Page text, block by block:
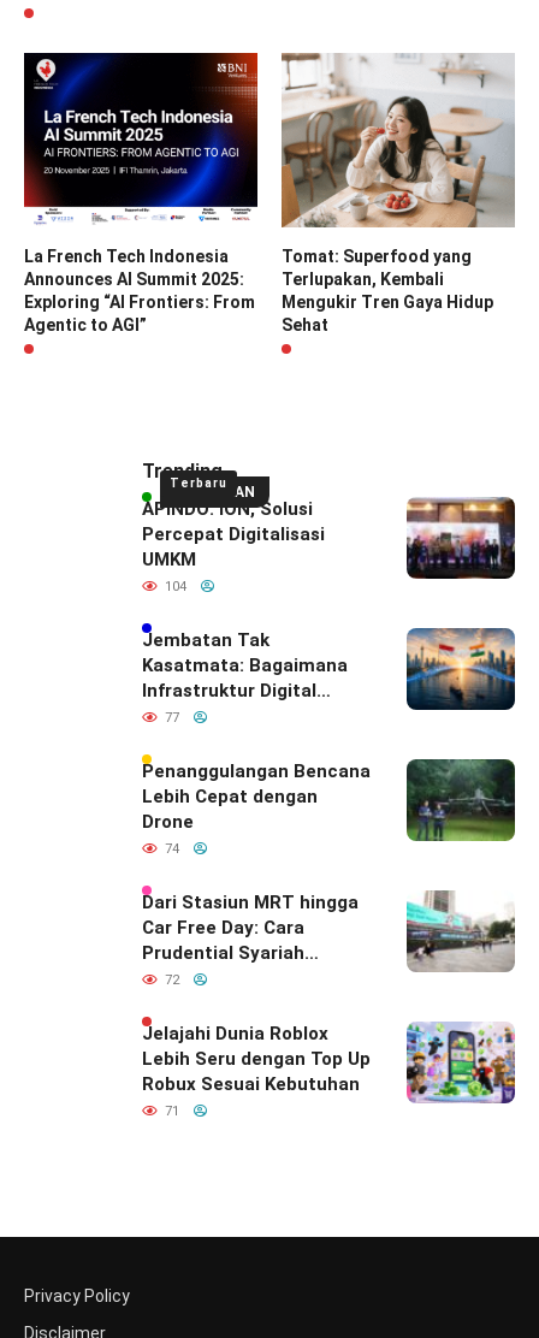
La French Tech Indonesia
Announces AI Summit 2025:
Exploring “AI Frontiers: From
Agentic to AGI”
Tomat: Superfood yang
Terlupakan, Kembali
Mengukir Tren Gaya Hidup
Sehat
UNGGULAN
Terbaru
Trending
APINDO: ION, Solusi
Percepat Digitalisasi
UMKM
104
Jembatan Tak
Kasatmata: Bagaimana
Infrastruktur Digital
Diam-Diam
Hubungan Indonesia–
India
77
Penanggulangan Bencana
Lebih Cepat dengan
Drone
74
Dari Stasiun MRT hingga
Car Free Day: Cara
Prudential Syariah
Merayakan yang Nomor
Indonesia
72
Jelajahi Dunia Roblox
Lebih Seru dengan Top Up
Robux Sesuai Kebutuhan
71
Privacy Policy
Disclaimer